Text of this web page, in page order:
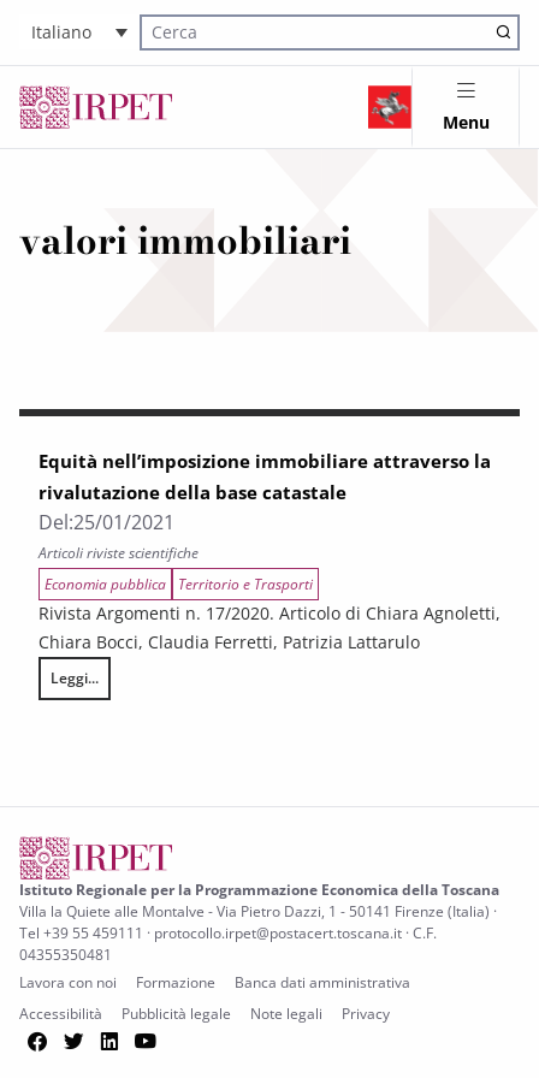
Italiano
Cerca nel sito
Menu
valori immobiliari
Equità nell’imposizione immobiliare attraverso la
rivalutazione della base catastale
Del:25/01/2021
Articoli riviste scientifiche
Economia pubblica
Territorio e Trasporti
Rivista Argomenti n. 17/2020. Articolo di Chiara Agnoletti,
Chiara Bocci, Claudia Ferretti, Patrizia Lattarulo
Leggi...
Equità nell’imposizione immobiliare attraverso la rivalutazione della
Istituto Regionale per la Programmazione Economica della Toscana
Villa la Quiete alle Montalve - Via Pietro Dazzi, 1 - 50141 Firenze (Italia) ·
Tel +39 55 459111 · protocollo.irpet@postacert.toscana.it · C.F.
04355350481
Lavora con noi
Formazione
Banca dati amministrativa
Accessibilità
Pubblicità legale Note legali Privacy
Facebook
TwitterLinkedIn